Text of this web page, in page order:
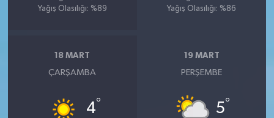
Yağış Olasılığı: %89
Yağış Olasılığı: %86
18 MART
ÇARŞAMBA
4°
19 MART
PERŞEMBE
5°